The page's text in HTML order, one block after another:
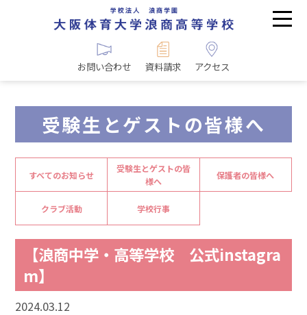
お問い合わせ 資料請求 アクセス
受験生とゲストの皆様へ
すべてのお知らせ
受験生とゲストの皆
様へ
保護者の皆様へ
クラブ活動 学校行事
【浪商中学・高等学校 公式instagra
m】
2024.03.12